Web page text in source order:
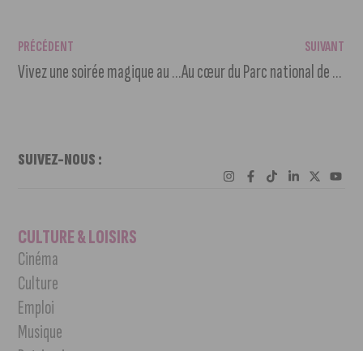
PRÉCÉDENT
Vivez une soirée magique au MuséoParc Alésia pour les Journées du patrimoine
SUIVANT
Au cœur du Parc national de forêts, une route européenne pour les mobilités douces
SUIVEZ-NOUS :
CULTURE & LOISIRS
Cinéma
Culture
Emploi
Musique